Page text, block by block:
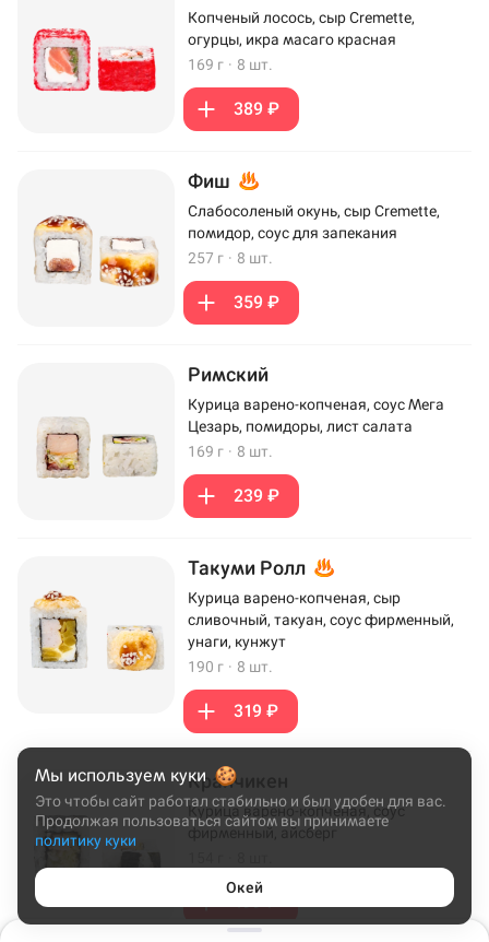
Копченый лосось, сыр Cremette,
огурцы, икра масаго красная
169 г · 8 шт.
389 ₽
Фиш
Слабосоленый окунь, сыр Cremette,
помидор, соус для запекания
257 г · 8 шт.
359 ₽
Римский
Курица варено-копченая, соус Мега
Цезарь, помидоры, лист салата
169 г · 8 шт.
239 ₽
Такуми Ролл
Курица варено-копченая, сыр
сливочный, такуан, соус фирменный,
унаги, кунжут
190 г · 8 шт.
319 ₽
Кранчикен
Курица варено-копченая, соус
фирменный, айсберг
199 ₽
Мы используем куки
Это чтобы сайт работал стабильно и был удобен для вас.
Продолжая пользоваться сайтом вы принимаете
политику куки
Окей